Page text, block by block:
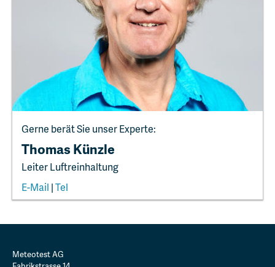
Gerne berät Sie unser Experte:
Thomas Künzle
Leiter Luftreinhaltung
E-Mail |Tel
Meteotest AG